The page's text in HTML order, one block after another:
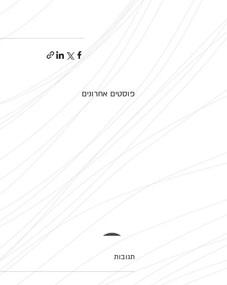
פוסטים אחרונים
תגובות